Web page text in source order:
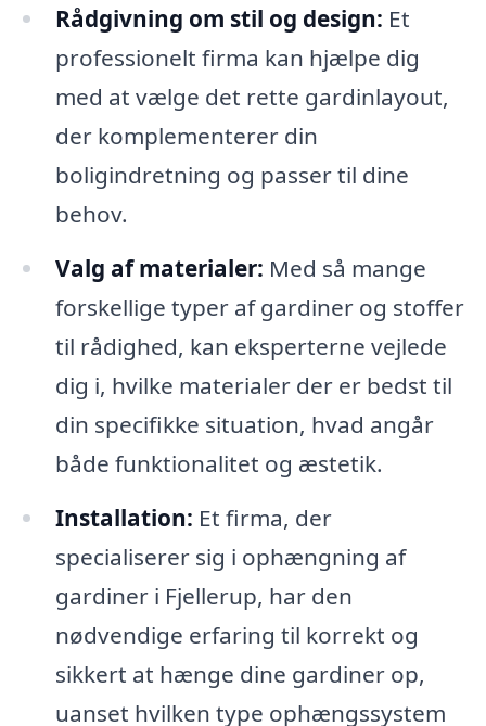
Rådgivning om stil og design: Et
professionelt firma kan hjælpe dig
med at vælge det rette gardinlayout,
der komplementerer din
boligindretning og passer til dine
behov.
Valg af materialer: Med så mange
forskellige typer af gardiner og stoffer
til rådighed, kan eksperterne vejlede
dig i, hvilke materialer der er bedst til
din specifikke situation, hvad angår
både funktionalitet og æstetik.
Installation: Et firma, der
specialiserer sig i ophængning af
gardiner i Fjellerup, har den
nødvendige erfaring til korrekt og
sikkert at hænge dine gardiner op,
uanset hvilken type ophængssystem